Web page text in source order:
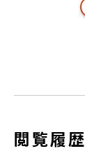
閲覧履歴